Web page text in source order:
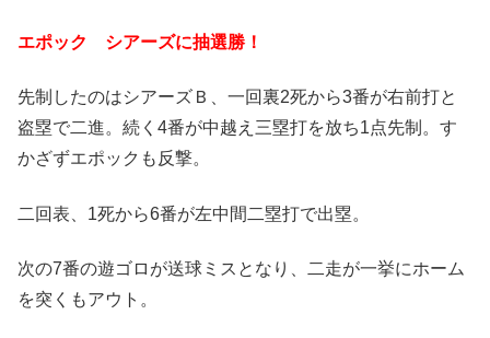
エポック シアーズに抽選勝！
先制したのはシアーズＢ、一回裏2死から3番が右前打と
盗塁で二進。続く4番が中越え三塁打を放ち1点先制。す
かざずエポックも反撃。
二回表、1死から6番が左中間二塁打で出塁。
次の7番の遊ゴロが送球ミスとなり、二走が一挙にホーム
を突くもアウト。